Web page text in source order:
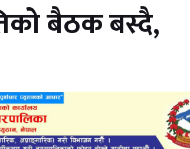
बैठक बस्दै,